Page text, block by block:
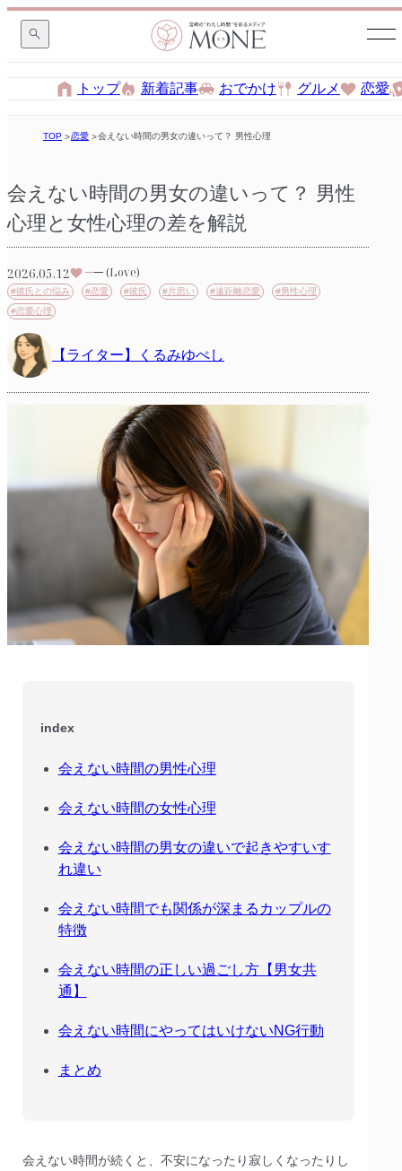
トップ 新着記事 おでかけ グルメ 恋愛
TOP 恋愛 会えない時間の男女の違いって？ 男性心理と女性心理の差を解説
会えない時間の男女の違いって？ 男性
心理と女性心理の差を解説
2026.05.12 (Love)
#彼氏との悩み #恋愛 #彼氏 #片思い #遠距離恋愛
#男性心理
#恋愛心理
【ライター】くるみゆぺし
index
会えない時間の男性心理
会えない時間の女性心理
会えない時間の男女の違いで起きやすいす
れ違い
会えない時間でも関係が深まるカップルの
特徴
会えない時間の正しい過ごし方【男女共
通】
会えない時間にやってはいけないNG行動
まとめ
会えない時間が続くと、不安になったり寂しくなったりし